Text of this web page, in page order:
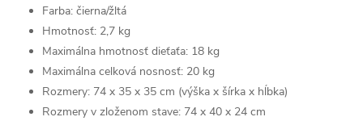
Farba: čierna/žltá
Hmotnosť: 2,7 kg
Maximálna hmotnosť dieťaťa: 18 kg
Maximálna celková nosnosť: 20 kg
Rozmery: 74 x 35 x 35 cm (výška x šírka x hĺbka)
Rozmery v zloženom stave: 74 x 40 x 24 cm